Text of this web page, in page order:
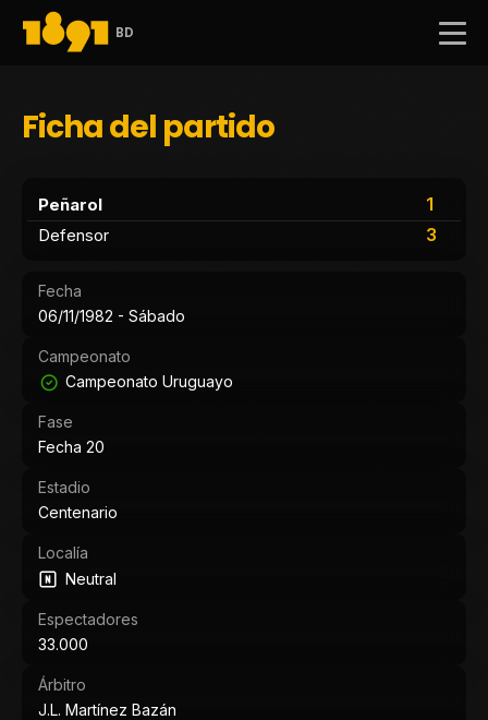
BD
Ficha del partido
Peñarol
1
3
Defensor
Fecha
06/11/1982 - Sábado
Campeonato
Campeonato Uruguayo
Fase
Fecha 20
Estadio
Centenario
Localía
Neutral
Espectadores
33.000
Árbitro
J.L. Martínez Bazán